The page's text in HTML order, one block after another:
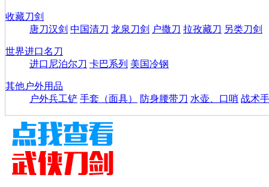
收藏刀剑
唐刀汉剑 中国清刀 龙泉刀剑 户撒刀 拉孜藏刀 另类刀剑
世界进口名刀
进口尼泊尔刀 卡巴系列 美国冷钢
其他户外用品
户外兵工铲 手套（面具） 防身腰带刀 水壶、口哨 战术